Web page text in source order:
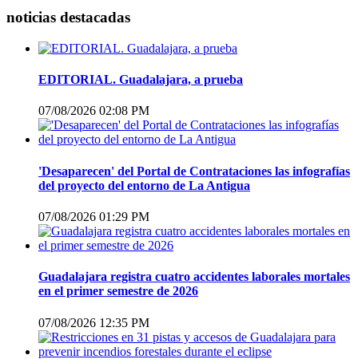
noticias destacadas
EDITORIAL. Guadalajara, a prueba
07/08/2026 02:08 PM
'Desaparecen' del Portal de Contrataciones las infografías
del proyecto del entorno de La Antigua
07/08/2026 01:29 PM
Guadalajara registra cuatro accidentes laborales mortales
en el primer semestre de 2026
07/08/2026 12:35 PM